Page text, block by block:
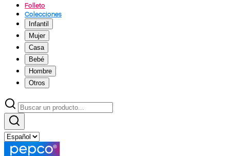
Folleto
Colecciones
Infantil
Mujer
Casa
Bebé
Hombre
Otros